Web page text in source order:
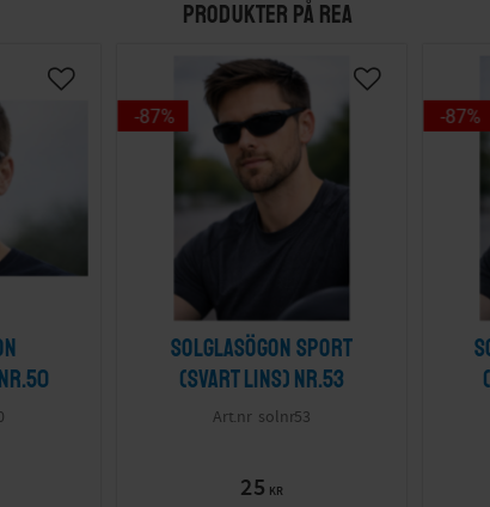
PRODUKTER PÅ REA
Solglasögon sport
(svart lins) nr.53
solnr53
25 KR
87% 87%